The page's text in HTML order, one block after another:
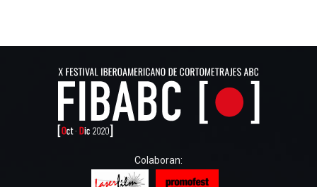
Colaboran: